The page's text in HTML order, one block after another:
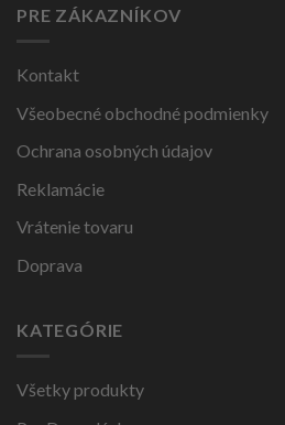
PRE ZÁKAZNÍKOV
Kontakt
Všeobecné obchodné podmienky
Ochrana osobných údajov
Reklamácie
Vrátenie tovaru
Doprava
KATEGÓRIE
Všetky produkty